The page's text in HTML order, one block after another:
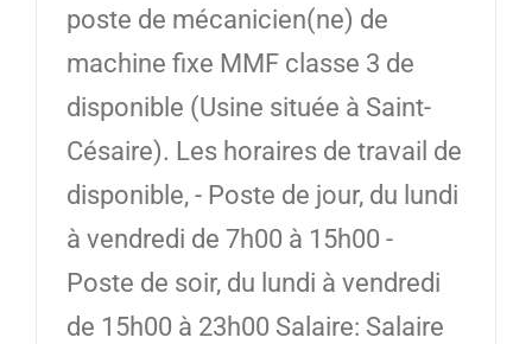
poste de mécanicien(ne) de
machine fixe MMF classe 3 de
disponible (Usine située à Saint-
Césaire). Les horaires de travail de
disponible, - Poste de jour, du lundi
à vendredi de 7h00 à 15h00 -
Poste de soir, du lundi à vendredi
de 15h00 à 23h00 Salaire: Salaire